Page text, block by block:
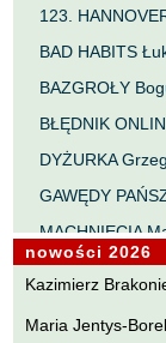
Bereza Henryk
Berezin Kostia
Bielawa Jacek
Biernacka Alina
Bieszczad
Bigoszewska
Bitner Dariusz
Błahy Jarosław
123.
BAD HABITS
BAZGROŁY
BŁĘDNIK
DYŻURKA
GAWĘDY
MACHNIĘCIA
nowości 2026
Kazimierz
Maria Jentys-